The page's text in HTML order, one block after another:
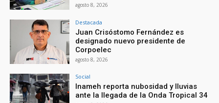
agosto 8, 2026
Destacada
Juan Crisóstomo Fernández es
designado nuevo presidente de
Corpoelec
agosto 8, 2026
Social
Inameh reporta nubosidad y lluvias
ante la llegada de la Onda Tropical 34